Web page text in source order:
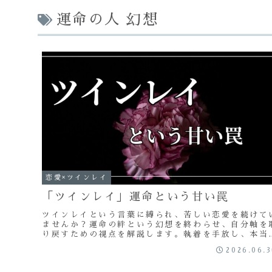
運命の人 幻想
恋愛×ツインレイ
「ツインレイ」運命という甘い罠
ツインレイという言葉に縛られ、苦しい恋愛を続けて
ませんか？運命の絆という幻想を終わらせ、自分軸を
り戻すための視点を解説します。執着を手放し、本当